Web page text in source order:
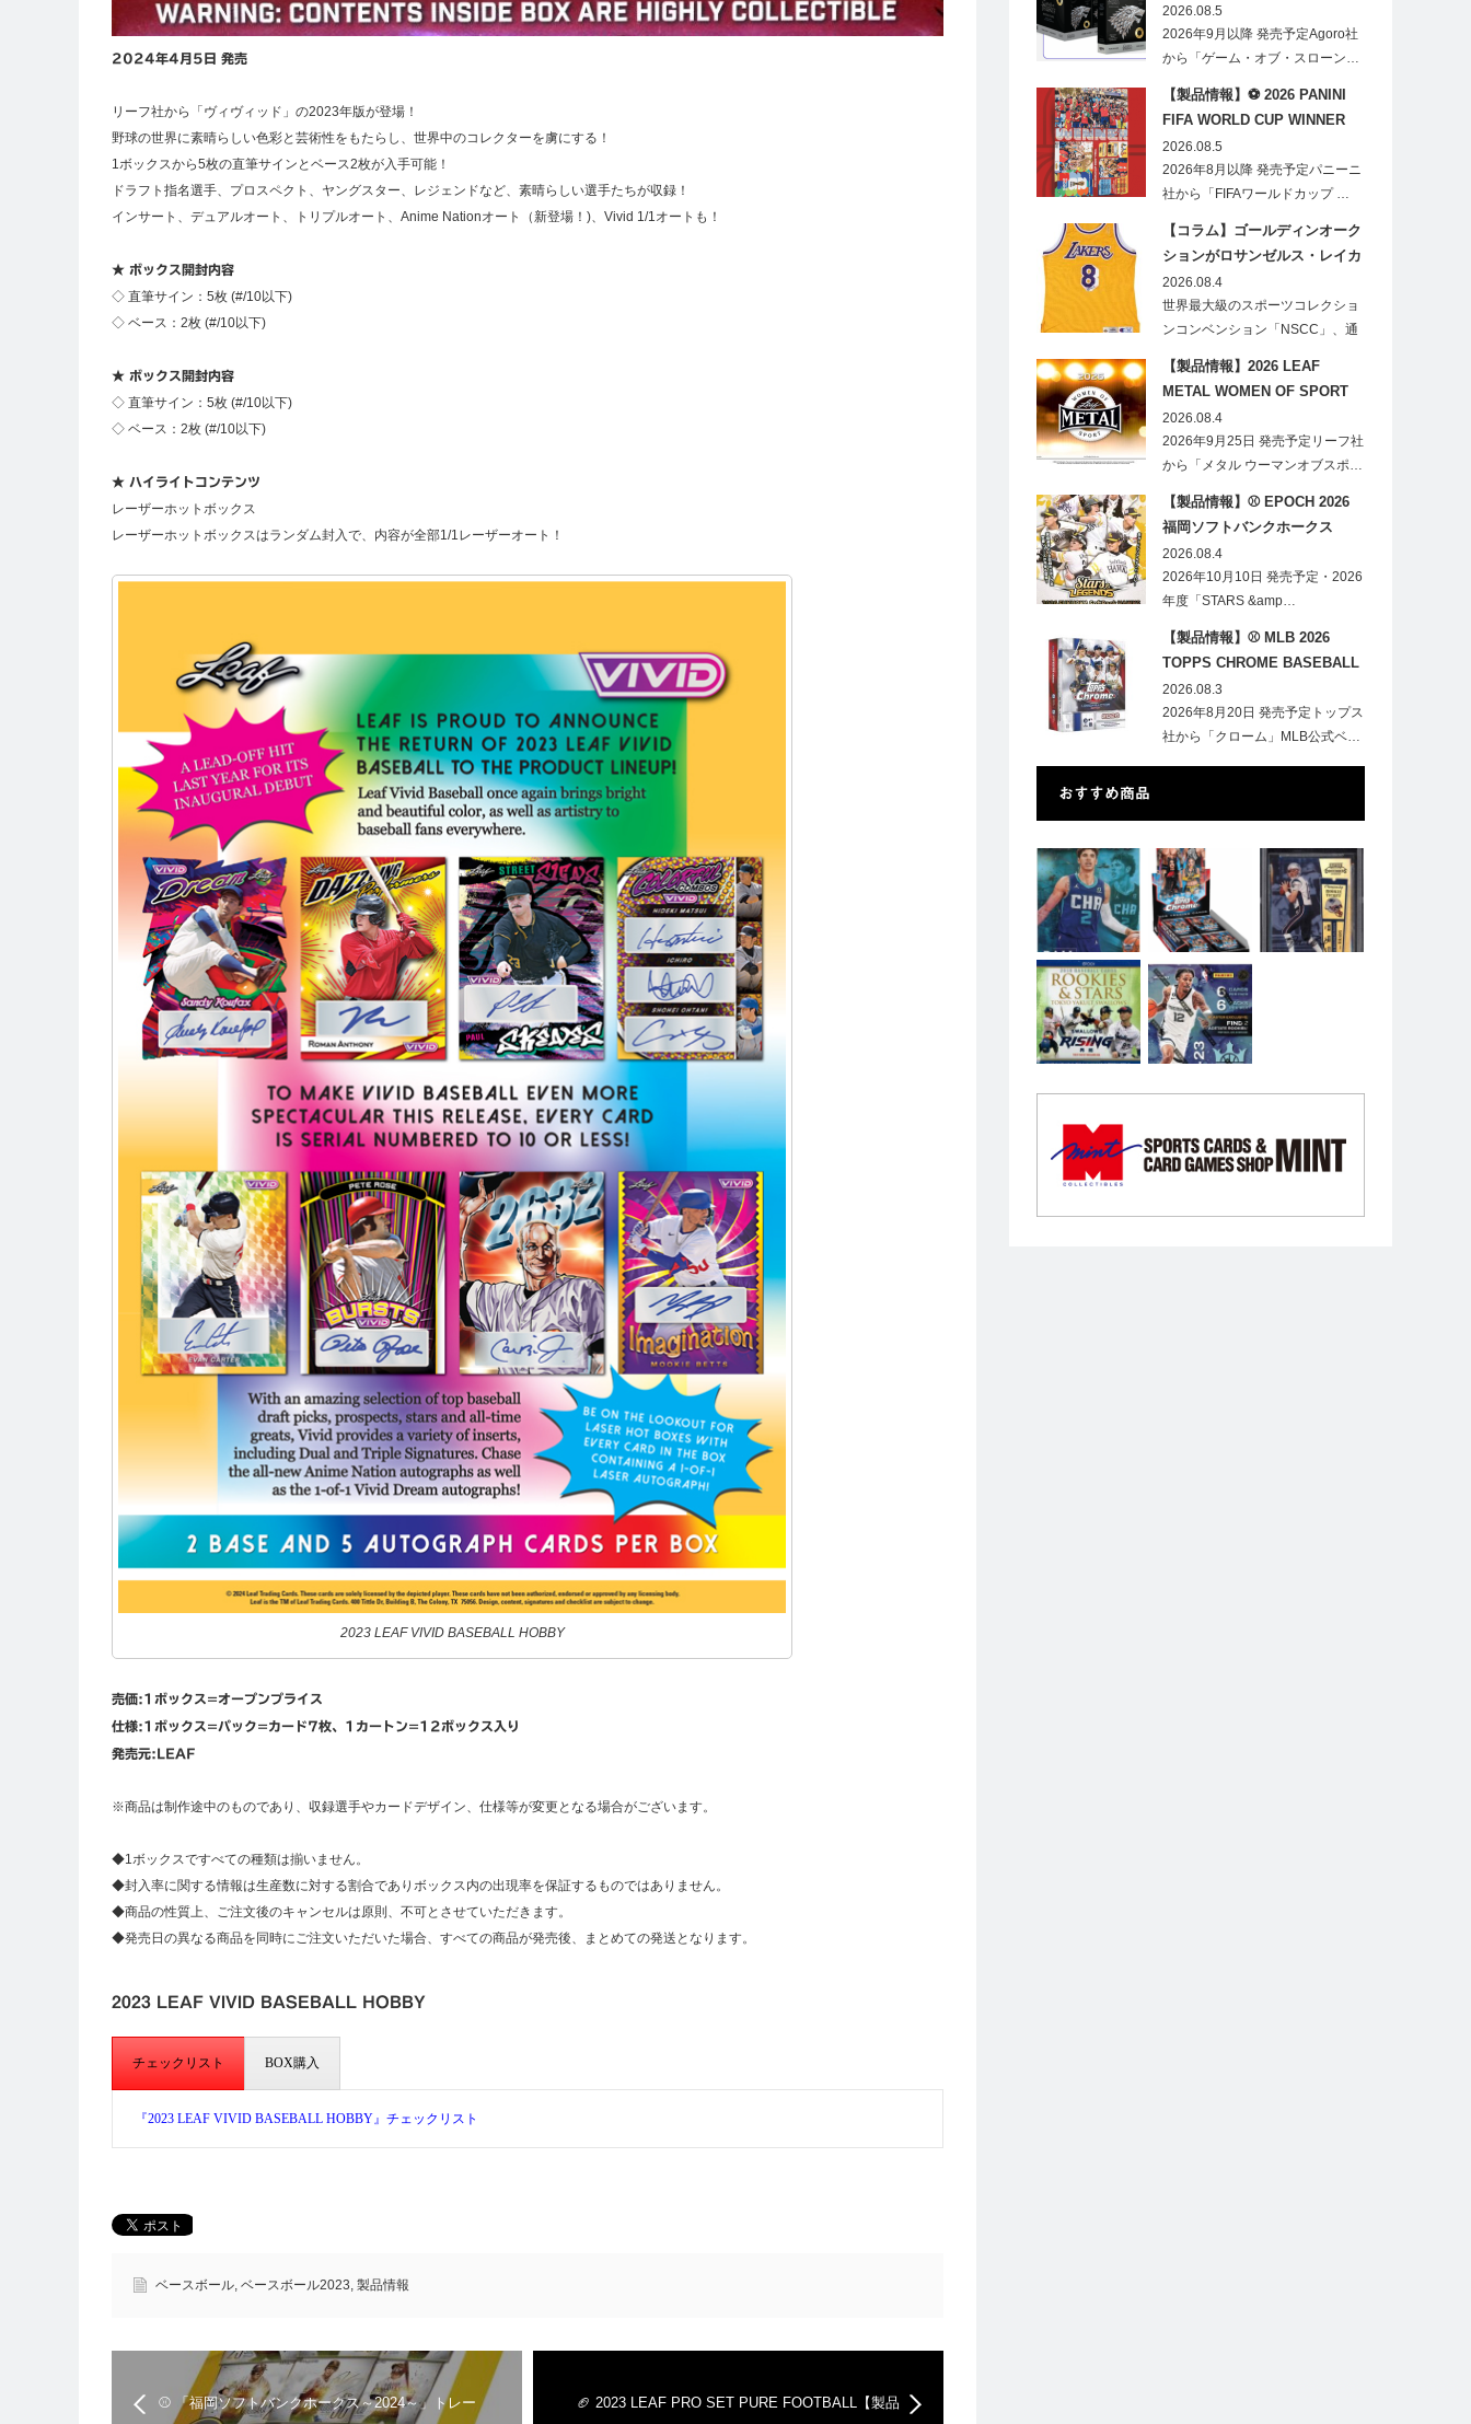
2024年4月5日 発売
リーフ社から「ヴィヴィッド」の2023年版が登場！
野球の世界に素晴らしい色彩と芸術性をもたらし、世界中のコレクターを虜にする！
1ボックスから5枚の直筆サインとベース2枚が入手可能！
ドラフト指名選手、プロスペクト、ヤングスター、レジェンドなど、素晴らしい選手たちが収録！
インサート、デュアルオート、トリプルオート、Anime Nationオート（新登場！)、Vivid 1/1オートも！
★ ボックス開封内容
◇ 直筆サイン：5枚 (#/10以下)
◇ ベース：2枚 (#/10以下)
★ ボックス開封内容
◇ 直筆サイン：5枚 (#/10以下)
◇ ベース：2枚 (#/10以下)
★ ハイライトコンテンツ
レーザーホットボックス
レーザーホットボックスはランダム封入で、内容が全部1/1レーザーオート！
2023 LEAF VIVID BASEBALL HOBBY
売価:1ボックス=オープンプライス
仕様:1ボックス=パック=カード7枚、1カートン=12ボックス入り
発売元:LEAF
※商品は制作途中のものであり、収録選手やカードデザイン、仕様等が変更となる場合がございます。
◆1ボックスですべての種類は揃いません。
◆封入率に関する情報は生産数に対する割合でありボックス内の出現率を保証するものではありません。
◆商品の性質上、ご注文後のキャンセルは原則、不可とさせていただきます。
◆発売日の異なる商品を同時にご注文いただいた場合、すべての商品が発売後、まとめての発送となります。
2023 LEAF VIVID BASEBALL HOBBY
チェックリスト BOX購入
『2023 LEAF VIVID BASEBALL HOBBY』チェックリスト
ベースボール, ベースボール2023, 製品情報
⚾ 「福岡ソフトバンクホークス～2024～」トレー
🏈 2023 LEAF PRO SET PURE FOOTBALL【製品
STARK BLIND BOX
2026.08.5
2026年9月以降 発売予定Agoro社
から「ゲーム・オブ・スローン…
【製品情報】⚽ 2026 PANINI
FIFA WORLD CUP WINNER
STICKER POSTER
2026.08.5
2026年8月以降 発売予定パニーニ
社から「FIFAワールドカップ …
【コラム】ゴールディンオーク
ションがロサンゼルス・レイカ
ーズのオフィシャルオークショ
ンスポンサーに！
2026.08.4
世界最大級のスポーツコレクショ
ンコンベンション「NSCC」、通
【製品情報】2026 LEAF
METAL WOMEN OF SPORT
HOBBY
2026.08.4
2026年9月25日 発売予定リーフ社
から「メタル ウーマンオブスポ…
【製品情報】⚾ EPOCH 2026
福岡ソフトバンクホークス
STARS&LEGENDS ベースボー
ルカード
2026.08.4
2026年10月10日 発売予定・2026
年度「STARS &amp…
【製品情報】⚾ MLB 2026
TOPPS CHROME BASEBALL
LOGOFRACTOR
2026.08.3
2026年8月20日 発売予定トップス
社から「クローム」MLB公式ベ…
おすすめ商品